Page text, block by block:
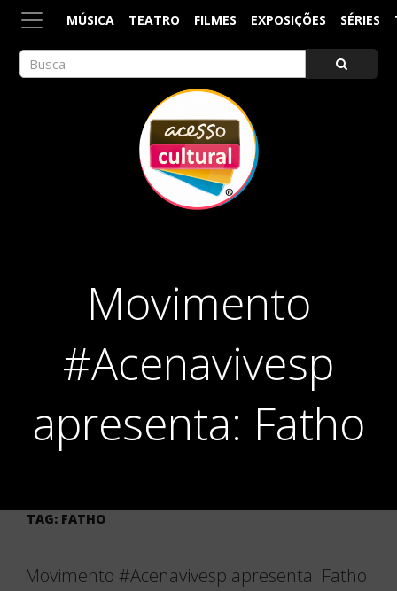
MÚSICA TEATRO FILMES EXPOSIÇÕES SÉRIES
Movimento
#Acenavivesp
apresenta: Fatho
TAG: FATHO
Movimento #Acenavivesp apresenta: Fatho